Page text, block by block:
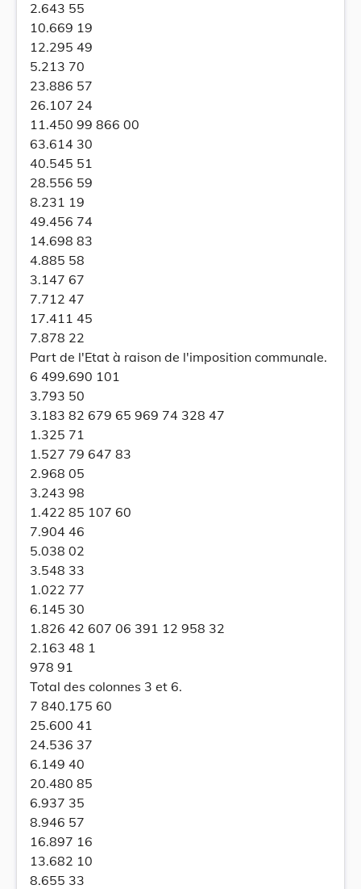
2.643 55
10.669 19
12.295 49
5.213 70
23.886 57
26.107 24
11.450 99 866 00
63.614 30
40.545 51
28.556 59
8.231 19
49.456 74
14.698 83
4.885 58
3.147 67
7.712 47
17.411 45
7.878 22
Part de l'Etat à raison de l'imposition communale.
6 499.690 101
3.793 50
3.183 82 679 65 969 74 328 47
1.325 71
1.527 79 647 83
2.968 05
3.243 98
1.422 85 107 60
7.904 46
5.038 02
3.548 33
1.022 77
6.145 30
1.826 42 607 06 391 12 958 32
2.163 48 1
978 91
Total des colonnes 3 et 6.
7 840.175 60
25.600 41
24.536 37
6.149 40
20.480 85
6.937 35
8.946 57
16.897 16
13.682 10
8.655 33